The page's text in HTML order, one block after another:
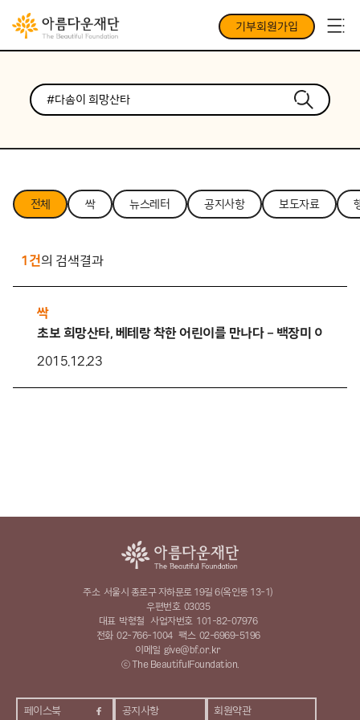
기부회원가입
전체 싹 뉴스레터 공지사항 보도자료
1건의 검색결과
싹
초보 희망산타, 베테랑 착한 어린이를 만나다 – 백장미 이른둥
2015.12.23
페이스북 공지사항 회원약관
주소 서울시 종로구 자하문로 19길 6(옥인동 13-1)
우편번호 03035
대표 박형철 사업자번호 101-82-07976
전화 02-766-1004 팩스 02-6969-5196
이메일 give@bf.or.kr
ⓒ The BeautifulFoundation.